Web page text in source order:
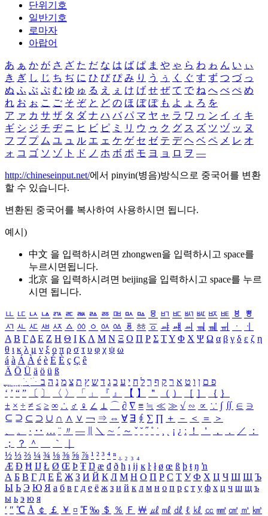
단위기호
일반기호
로마자
아랍어
あ ぁ か が さ ざ た だ な は ば ぱ ま や ゃ ら わ ゎ ん い ぃ
き ぎ し じ ち ぢ に ひ び ぴ み り う ぅ く ぐ す ず つ づ っ
ぬ ふ ぶ ぷ む ゆ ゅ る え ぇ け げ せ ぜ て で ね へ べ ぺ め
れ お ぉ こ ご そ ぞ と ど の ほ ぼ ぽ も よ ょ ろ を
ア ァ カ サ ザ タ ダ ナ ハ バ パ マ ヤ ャ ラ ワ ヮ ン イ ィ キ
ギ シ ジ チ ヂ ニ ヒ ビ ピ ミ リ ウ ゥ ク グ ス ズ ツ ヅ ッ ヌ
フ ブ プ ム ユ ュ ル エ ェ ケ ゲ セ ゼ テ デ ヘ ベ ペ メ レ オ
ォ コ ゴ ソ ゾ ト ド ノ ホ ボ ポ モ ヨ ョ ロ ヲ ―
http://chineseinput.net/에서 pinyin(병음)방식으로 중국어를 변환
할 수 있습니다.
변환된 중국어를 복사하여 사용하시면 됩니다.
예시)
中文 을 입력하시려면 zhongwen을 입력하시고 space를
누르시면됩니다.
北京 을 입력하시려면 beijing을 입력하시고 space를 누르
시면 됩니다.
ㅥ ㅦ ㅧ ㅨ ㅩ ㅪ ㅫ ㅬ ㅭ ㅮ ㅯ ㅰ ㅱ ㅲ ㅳ ㅴ ㅵ ㅶ ㅷ ㅸ
ㅹ
ㅺ ㅻ ㅼ ㅽ ㅾ ㅿ ㆀ ㆁ ㆂ ㆃ ㆄ ㆅ ㆆ ㆇ ㆈ ㆉ ㆊ ㆋ ㆌ ㆍ
ㆎ
Α Β ΓΔ Ε Ζ Η Θ Ι ΚΛ Μ Ν Ξ Ο Π Ρ Σ ΤΥ Φ Χ Ψ Ω α β γ δ ε ζ η
θ ι κ λ μ ν ξ ο π ρ σ τ υ φ χ ψ ω
á à Á À é è É È ç Ç ê
Ä Ö Ü ä ö ü ß
ִֶֹ ֻּ ׁׂ פ ם ן ו ט א ר ק ף ך ל ח י ע כ ג ד ש ץ ת צ מ נ ה ב
‘ ’ “ ” 〔 〕 〈 〉 「 」 『 』 【 】 ＂ （ ） ［ ］ ｛ ｝
± × ÷ ≠ ≤ ≥ ∞ ∴ ♂ ♀ ∠ ⊥ ⌒ ∂ ∇ ≡ ≒ ≪ ≫ √ ∽ ∝ ∵ ∫ ∬ ∈ ∋
⊆ ⊇ ⊂ ⊃ ∪ ∩ ∧ ∨ ￢ ⇒ ⇔ ∀ ∃ ∮ ∑ ∏ ＋ － ＜ ＝
＞
、
。 · ‥ … ¨ 〃 ― ＼ ∼ ´ ～ ˇ ˘ ˝ ˚ ˙ ¸ ¡ ¿ ː ！ ＇ ， ． ／
：
；
？ ＾ ｀
½ ⅓ ⅔ ¼ ¾ ⅛ ⅜ ⅝ ⅞ ¹ ² ³ ⁴ ⁿ ₁ ₂ ₃ ₄
Æ Ð Ħ Ĳ Ł Ø Œ Þ Ŧ Ŋ æ đ ð ħ ı ĳ ĸ ŀ ł ø œ ß þ ŧ ŋ ŉ
А Б В Г Д Е Ё Ж З И Й К Л М Н О П Р С Т У Ф Х Ц Ч Ш Щ Ъ
Ы Ь Э Ю Я а б в г д е ё ж з и й к л м н о п р с т у ф х ц ч ш щ ъ
ы ь э ю я
′ ″ ℃ Å ￠ ￡ ￥ ¤ ℉ ‰ ＄ ％ Ｆ ￦ ㎕ ㎖ ㎗ ℓ ㎘ ㏄ ㎣ ㎤ ㎥ ㎦